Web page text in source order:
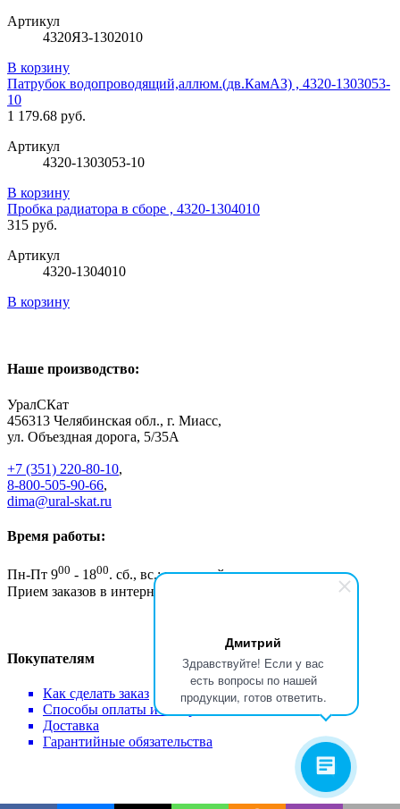
Дмитрий
Здравствуйте! Если у вас
есть вопросы по нашей
продукции, готов ответить.
Артикул
4320Я3-1302010
В корзину
Патрубок водопроводящий,аллюм.(дв.КамАЗ) , 4320-1303053-
10
1 179.68 руб.
Артикул
4320-1303053-10
В корзину
Пробка радиатора в сборе , 4320-1304010
315 руб.
Артикул
4320-1304010
В корзину
Наше производство:
УралСКат
456313 Челябинская обл., г. Миасс,
ул. Объездная дорога, 5/35А
+7 (351) 220-80-10,
8-800-505-90-66,
dima@ural-skat.ru
Время работы:
Пн-Пт 900 - 1800. сб., вс.: выходной
Прием заказов в интернет магазине - круглосуточно
Покупателям
Как сделать заказ
Способы оплаты и возврат
Доставка
Гарантийные обязательства